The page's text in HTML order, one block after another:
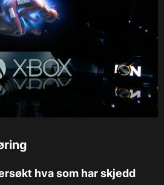
hva som har skjedd